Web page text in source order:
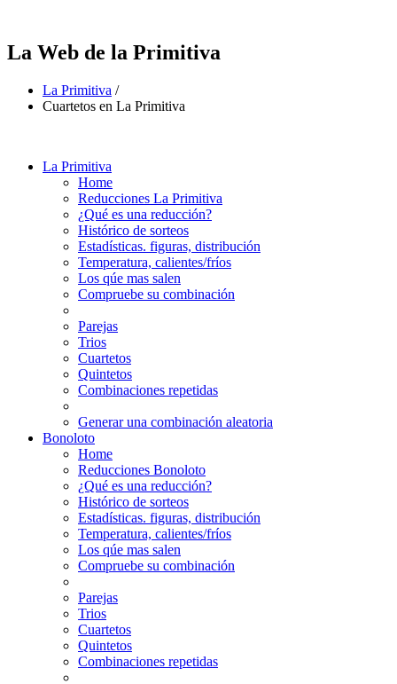
La Web de la Primitiva
La Primitiva /
Cuartetos en La Primitiva
La Primitiva
Home
Reducciones La Primitiva
¿Qué es una reducción?
Histórico de sorteos
Estadísticas. figuras, distribución
Temperatura, calientes/fríos
Los qúe mas salen
Compruebe su combinación
Parejas
Trios
Cuartetos
Quintetos
Combinaciones repetidas
Generar una combinación aleatoria
Bonoloto
Home
Reducciones Bonoloto
¿Qué es una reducción?
Histórico de sorteos
Estadísticas. figuras, distribución
Temperatura, calientes/fríos
Los qúe mas salen
Compruebe su combinación
Parejas
Trios
Cuartetos
Quintetos
Combinaciones repetidas